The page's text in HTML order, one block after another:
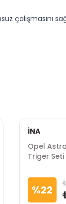
çalışmasını
İNA
Opel Astra
Triger
%22